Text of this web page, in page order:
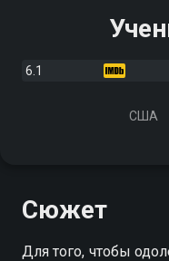
6.1
США
Сюжет
Для того, чтобы